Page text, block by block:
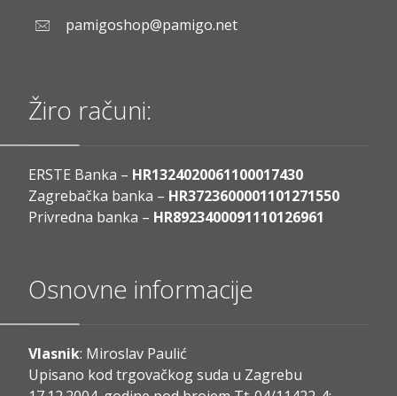
pamigoshop@pamigo.net
Žiro računi:
ERSTE Banka – HR1324020061100017430
Zagrebačka banka – HR3723600001101271550
Privredna banka – HR8923400091110126961
Osnovne informacije
Vlasnik: Miroslav Paulić
Upisano kod trgovačkog suda u Zagrebu